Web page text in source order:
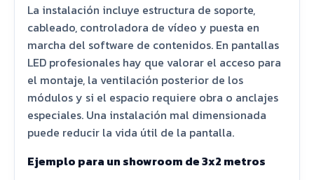
La instalación incluye estructura de soporte,
cableado, controladora de vídeo y puesta en
marcha del software de contenidos. En pantallas
LED profesionales hay que valorar el acceso para
el montaje, la ventilación posterior de los
módulos y si el espacio requiere obra o anclajes
especiales. Una instalación mal dimensionada
puede reducir la vida útil de la pantalla.
Ejemplo para un showroom de 3x2 metros